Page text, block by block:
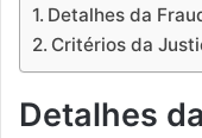
Detalhes da
Critérios da
Detalhes